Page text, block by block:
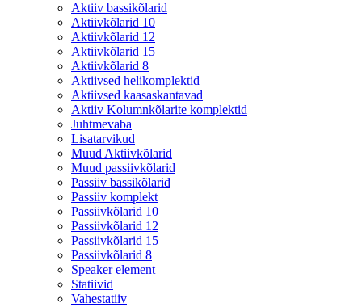
Aktiiv bassikõlarid
Aktiivkõlarid 10
Aktiivkõlarid 12
Aktiivkõlarid 15
Aktiivkõlarid 8
Aktiivsed helikomplektid
Aktiivsed kaasaskantavad
Aktiiv Kolumnkõlarite komplektid
Juhtmevaba
Lisatarvikud
Muud Aktiivkõlarid
Muud passiivkõlarid
Passiiv bassikõlarid
Passiiv komplekt
Passiivkõlarid 10
Passiivkõlarid 12
Passiivkõlarid 15
Passiivkõlarid 8
Speaker element
Statiivid
Vahestatiiv